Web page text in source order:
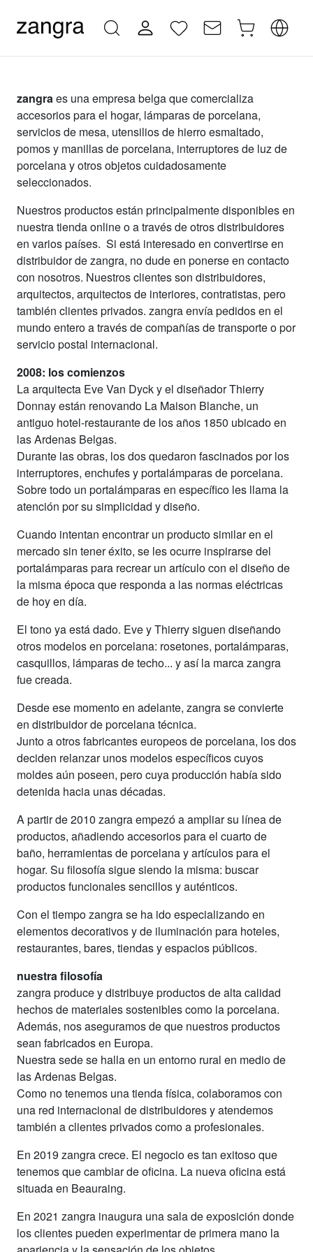
zangraes una empresa belga que comercializa
accesorios para el hogar, lámparas de porcelana,
servicios de mesa, utensilios de hierro esmaltado,
pomos y manillas de porcelana, interruptores de luz de
porcelana y otros objetos cuidadosamente
seleccionados.
Nuestros productos están principalmente disponibles en
nuestra tienda online o a través de otros distribuidores
en varios países. Si está interesado en convertirse en
distribuidor de zangra, no dude en ponerse en contacto
con nosotros. Nuestros clientes son distribuidores,
arquitectos, arquitectos de interiores, contratistas, pero
también clientes privados. zangra envía pedidos en el
mundo entero a través de compañías de transporte o por
servicio postal internacional.
2008: los comienzos
La arquitecta Eve Van Dyck y el diseñador Thierry
Donnay están renovando La Maison Blanche, un
antiguo hotel-restaurante de los años 1850 ubicado en
las Ardenas Belgas.
Durante las obras, los dos quedaron fascinados por los
interruptores, enchufes y portalámparas de porcelana.
Sobre todo un portalámparas en específico les llama la
atención por su simplicidad y diseño.
Cuando intentan encontrar un producto similar en el
mercado sin tener éxito, se les ocurre inspirarse del
portalámparas para recrear un artículo con el diseño de
la misma época que responda a las normas eléctricas
de hoy en día.
El tono ya está dado. Eve y Thierry siguen diseñando
otros modelos en porcelana: rosetones, portalámparas,
casquillos, lámparas de techo... y así la marca zangra
fue creada.
Desde ese momento en adelante, zangra se convierte
en distribuidor de porcelana técnica.
Junto a otros fabricantes europeos de porcelana, los dos
deciden relanzar unos modelos específicos cuyos
moldes aún poseen, pero cuya producción había sido
detenida hacia unas décadas.
A partir de 2010 zangra empezó a ampliar su línea de
productos, añadiendo accesorios para el cuarto de
baño, herramientas de porcelana y artículos para el
hogar. Su filosofía sigue siendo la misma: buscar
productos funcionales sencillos y auténticos.
Con el tiempo zangra se ha ido especializando en
elementos decorativos y de iluminación para hoteles,
restaurantes, bares, tiendas y espacios públicos.
nuestra filosofía
zangra produce y distribuye productos de alta calidad
hechos de materiales sostenibles como la porcelana.
Además, nos aseguramos de que nuestros productos
sean fabricados en Europa.
Nuestra sede se halla en un entorno rural en medio de
las Ardenas Belgas.
Como no tenemos una tienda física, colaboramos con
una red internacional de distribuidores y atendemos
también a clientes privados como a profesionales.
En 2019 zangra crece. El negocio es tan exitoso que
tenemos que cambiar de oficina. La nueva oficina está
situada en Beauraing.
En 2021 zangra inaugura una sala de exposición donde
los clientes pueden experimentar de primera mano la